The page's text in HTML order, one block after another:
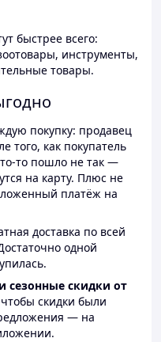
быстрее всего:
инструменты,
товары.
покупку: продавец
того, как покупатель
то пошло не так —
на карту. Плюс не
платёж на
доставка по всей
одной
сезонные скидки от
скидки были
— на